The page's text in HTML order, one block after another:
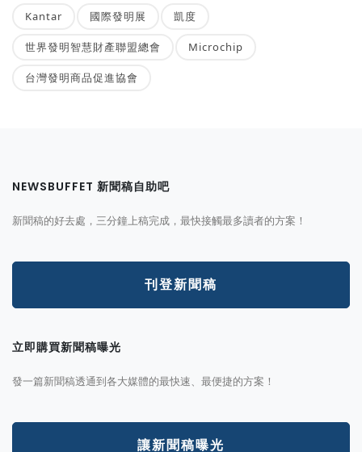
Kantar 國際發明展 凱度
世界發明智慧財產聯盟總會 Microchip
台灣發明商品促進協會
NEWSBUFFET 新聞稿自助吧
新聞稿的好去處，三分鐘上稿完成，最快接觸最多讀者的方案！
刊登新聞稿
立即購買新聞稿曝光
發一篇新聞稿透通到各大媒體的最快速、最便捷的方案！
讓新聞稿曝光